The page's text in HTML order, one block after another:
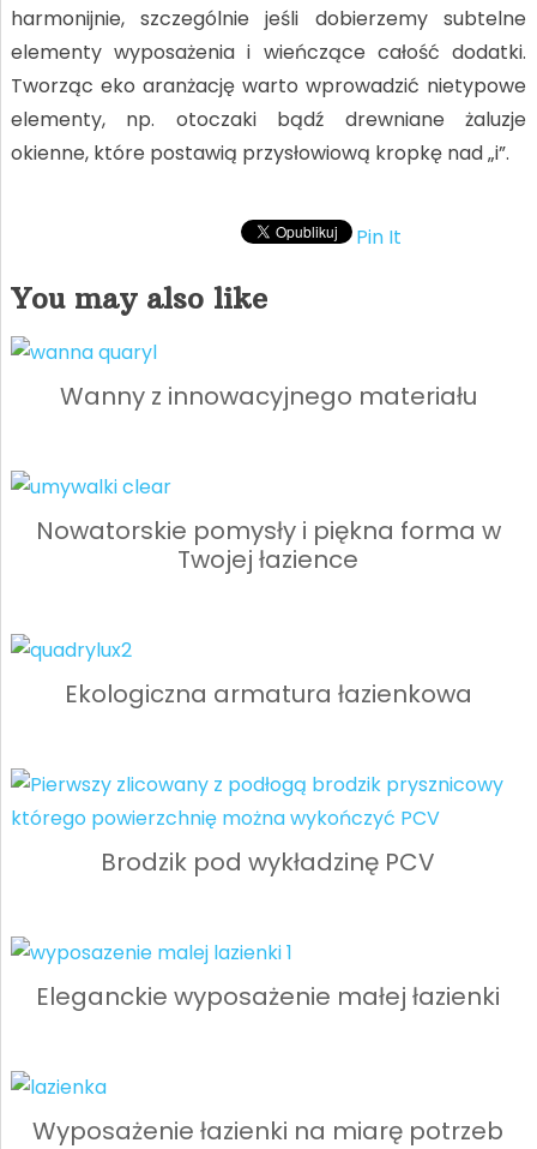
harmonijnie, szczególnie jeśli dobierzemy subtelne
elementy wyposażenia i wieńczące całość dodatki.
Tworząc eko aranżację warto wprowadzić nietypowe
elementy, np. otoczaki bądź drewniane żaluzje
okienne, które postawią przysłowiową kropkę nad „i”.
Pin It
You may also like
Wanny z innowacyjnego materiału
Nowatorskie pomysły i piękna forma w
Twojej łazience
Ekologiczna armatura łazienkowa
Brodzik pod wykładzinę PCV
Eleganckie wyposażenie małej łazienki
Wyposażenie łazienki na miarę potrzeb